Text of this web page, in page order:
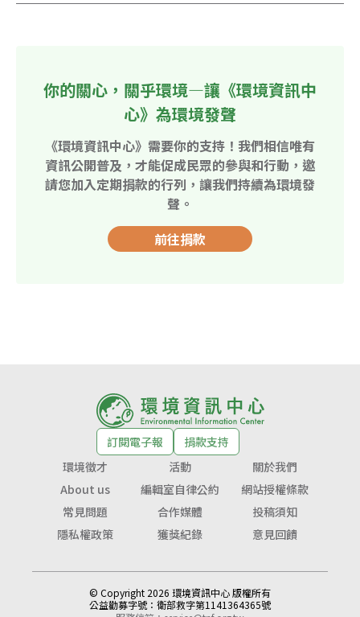
你的關心，關乎環境—讓《環境資訊中
心》為環境發聲
《環境資訊中心》需要你的支持！我們相信唯有
資訊公開普及，才能促成民眾的參與和行動，邀
請您加入定期捐款的行列，讓我們持續為環境發
聲。
前往捐款
訂閱電子報
捐款支持
環境徵才
活動
關於我們
About us
編輯室自律公約
網站授權條款
常見問題
合作媒體
投稿須知
隱私權政策
獲獎紀錄 意見回饋
© Copyright 2026 環境資訊中心 版權所有
公益勸募字號： 衛部救字第1141364365號